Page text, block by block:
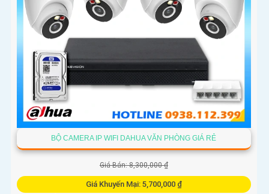
BỘ CAMERA IP WIFI DAHUA VĂN PHÒNG GIÁ RẺ
Giá Bán: 8,300,000 ₫
Giá Khuyến Mại: 5,700,000 ₫